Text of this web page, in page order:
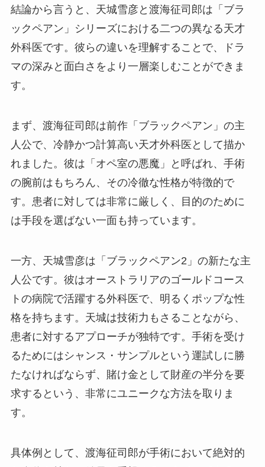
結論から言うと、天城雪彦と渡海征司郎は「ブラ
ックペアン」シリーズにおける二つの異なる天才
外科医です。彼らの違いを理解することで、ドラ
マの深みと面白さをより一層楽しむことができま
す。
まず、渡海征司郎は前作「ブラックペアン」の主
人公で、冷静かつ計算高い天才外科医として描か
れました。彼は「オペ室の悪魔」と呼ばれ、手術
の腕前はもちろん、その冷徹な性格が特徴的で
す。患者に対しては非常に厳しく、目的のために
は手段を選ばない一面も持っています。
一方、天城雪彦は「ブラックペアン2」の新たな主
人公です。彼はオーストラリアのゴールドコース
トの病院で活躍する外科医で、明るくポップな性
格を持ちます。天城は技術力もさることながら、
患者に対するアプローチが独特です。手術を受け
るためにはシャンス・サンプルという運試しに勝
たなければならず、賭け金として財産の半分を要
求するという、非常にユニークな方法を取りま
す。
具体例として、渡海征司郎が手術において絶対的